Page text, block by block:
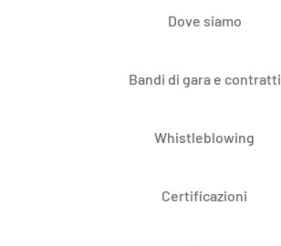
Dove siamo
Bandi di gara e contratti
Whistleblowing
Certificazioni